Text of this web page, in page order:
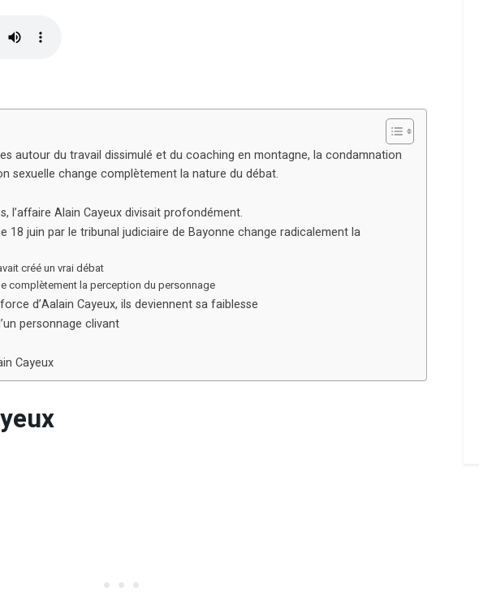
autour du travail dissimulé et du coaching en montagne, la condamnation
sexuelle change complètement la nature du débat.
l’affaire Alain Cayeux divisait profondément.
18 juin par le tribunal judiciaire de Bayonne change radicalement la
créé un vrai débat
complètement la perception du personnage
d’Aalain Cayeux, ils deviennent sa faiblesse
personnage clivant
Cayeux